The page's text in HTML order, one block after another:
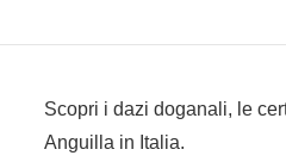
Scopri i dazi doganali, le
Anguilla in Italia.